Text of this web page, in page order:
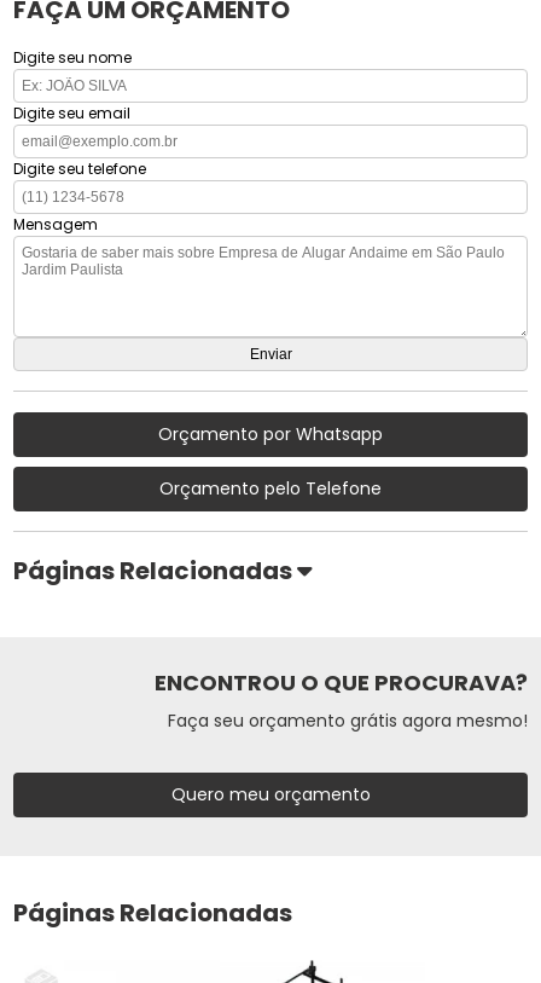
FAÇA UM ORÇAMENTO
Digite seu nome
Digite seu email
Digite seu telefone
Mensagem
Orçamento por Whatsapp
Orçamento pelo Telefone
Páginas Relacionadas
ENCONTROU O QUE PROCURAVA?
Faça seu orçamento grátis agora mesmo!
Quero meu orçamento
Páginas Relacionadas